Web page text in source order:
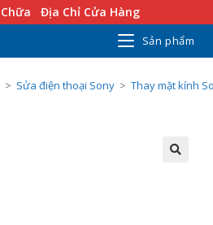
Địa Chỉ Cửa Hàng
Sản phẩm
> Sửa điện thoại Sony > Thay mặt kính